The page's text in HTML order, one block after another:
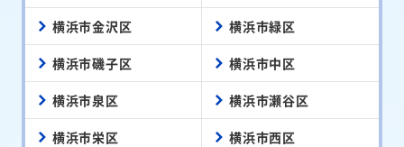
横浜市金沢区 横浜市緑区
横浜市磯子区 横浜市中区
横浜市泉区 横浜市瀬谷区
横浜市栄区 横浜市西区